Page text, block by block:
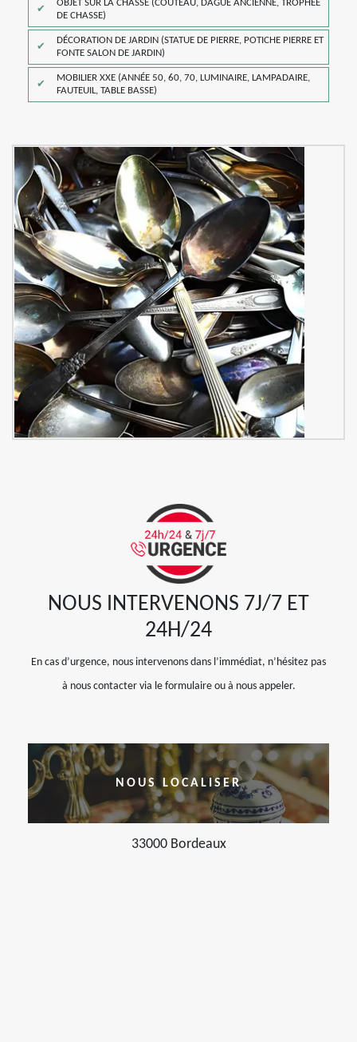
OBJET SUR LA CHASSE (COUTEAU, DAGUE ANCIENNE, TROPHÉE
DE CHASSE)
DÉCORATION DE JARDIN (STATUE DE PIERRE, POTICHE PIERRE ET
FONTE SALON DE JARDIN)
MOBILIER XXE (ANNÉE 50, 60, 70, LUMINAIRE, LAMPADAIRE,
FAUTEUIL, TABLE BASSE)
NOUS INTERVENONS 7J/7 ET
24H/24
En cas d’urgence, nous intervenons dans l’immédiat, n’hésitez pas
à nous contacter via le formulaire ou à nous appeler.
NOUS LOCALISER
33000 Bordeaux